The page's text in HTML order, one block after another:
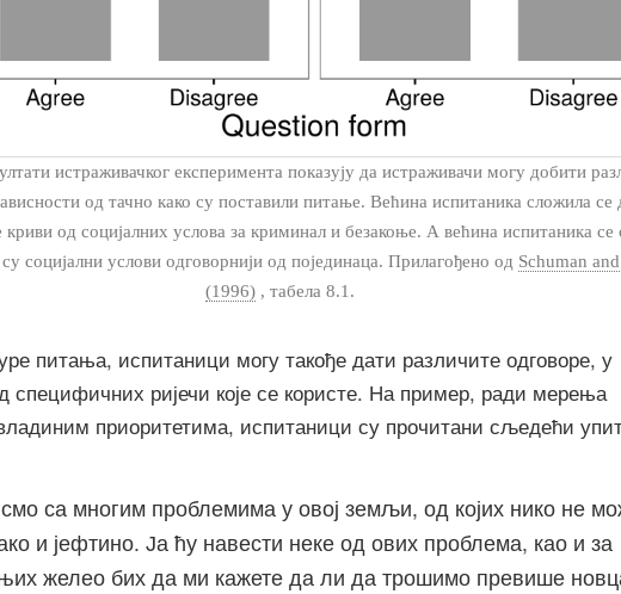
истраживачког експеримента показују да истраживачи могу добити
од тачно како су поставили питање. Већина испитаника сложила се
од социјалних услова за криминал и безакоње. А већина испитаника се
социјални услови одговорнији од појединаца. Прилагођено од Schuman
(1996), табела 8.1.
питања, испитаници могу такође дати различите одговоре, у
специфичних ријечи које се користе. На пример, ради мерења
приоритетима, испитаници су прочитани сљедећи
са многим проблемима у овој земљи, од којих нико не
и јефтино. Ја ћу навести неке од ових проблема, као и за
желео бих да ми кажете да ли да трошимо превише